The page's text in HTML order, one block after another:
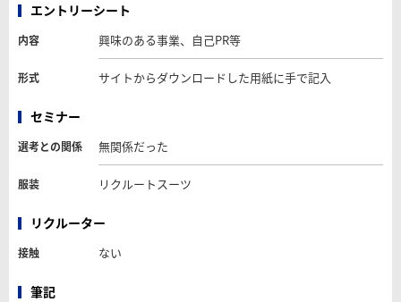
エントリーシート
内容 興味のある事業、自己PR等
形式 サイトからダウンロードした用紙に手で記入
セミナー
選考との関係 無関係だった
服装 リクルートスーツ
リクルーター
接触 ない
筆記